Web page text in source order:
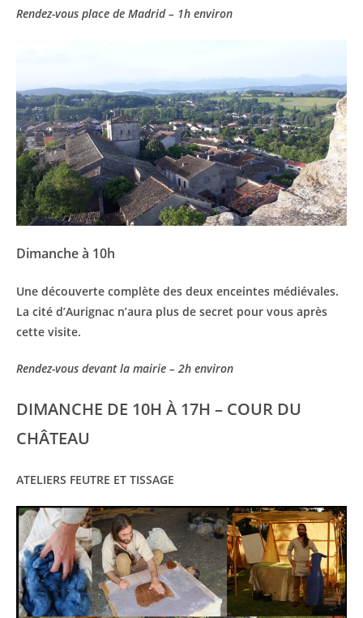
Rendez-vous place de Madrid – 1h environ
Dimanche à 10h
Une découverte complète des deux enceintes médiévales.
La cité d’Aurignac n’aura plus de secret pour vous après
cette visite.
Rendez-vous devant la mairie – 2h environ
DIMANCHE DE 10H À 17H – COUR DU
CHÂTEAU
ATELIERS FEUTRE ET TISSAGE